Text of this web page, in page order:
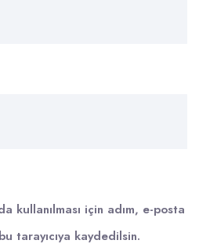
kullanılması için adım, e-posta
tarayıcıya kaydedilsin.